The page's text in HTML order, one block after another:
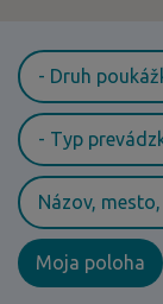
Moja poloha